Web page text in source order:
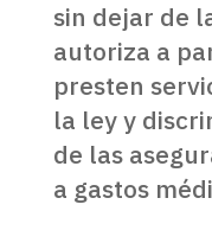
sin dejar de
autoriza a
presten
la ley y
de las
a gastos